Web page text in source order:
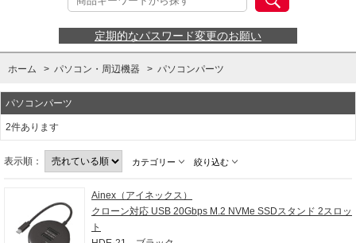
定期的なパスワード変更のお願い
ホーム > パソコン・周辺機器 > パソコンパーツ
パソコンパーツ
2件あります
表示順： カテゴリー 絞り込む
Ainex（アイネックス）
クローン対応 USB 20Gbps M.2 NVMe SSDスタンド 2スロッ
ト